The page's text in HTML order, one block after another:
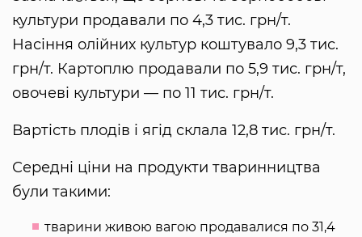
культури продавали по 4,3 тис. грн/т.
Насіння олійних культур коштувало 9,3 тис.
грн/т. Картоплю продавали по 5,9 тис. грн/т,
овочеві культури — по 11 тис. грн/т.
Вартість плодів і ягід склала 12,8 тис. грн/т.
Середні ціни на продукти тваринництва
були такими:
тварини живою вагою продавалися по 31,4